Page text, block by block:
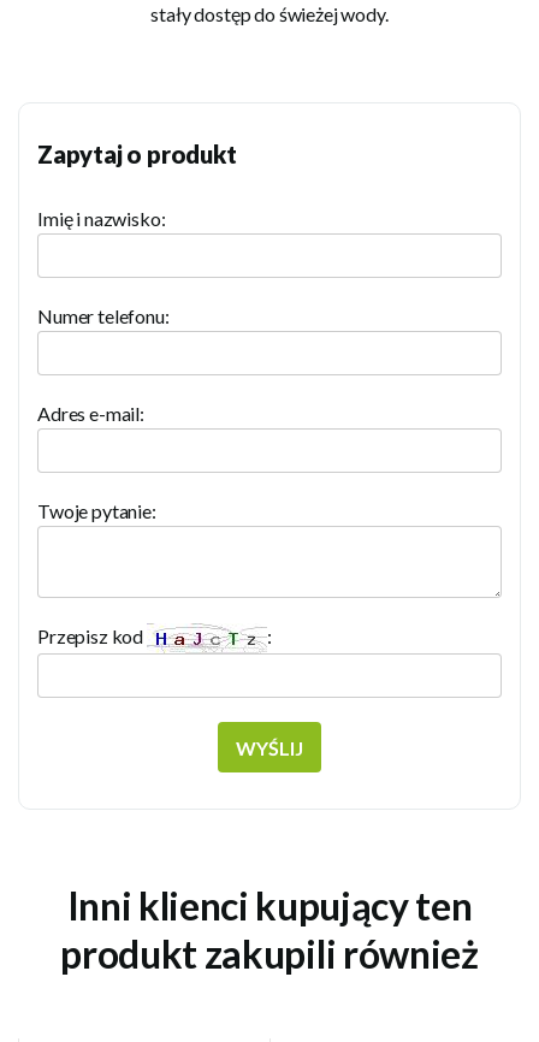
stały dostęp do świeżej wody.
Zapytaj o produkt
Imię i nazwisko:
Numer telefonu:
Adres e-mail:
Twoje pytanie:
Przepisz kod :
WYŚLIJ
Inni klienci kupujący ten
produkt zakupili również